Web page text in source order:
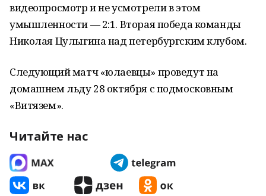
видеопросмотр и не усмотрели в этом
умышленности — 2:1. Вторая победа команды
Николая Цулыгина над петербургским клубом.
Следующий матч «юлаевцы» проведут на
домашнем льду 28 октября с подмосковным
«Витязем».
Читайте нас